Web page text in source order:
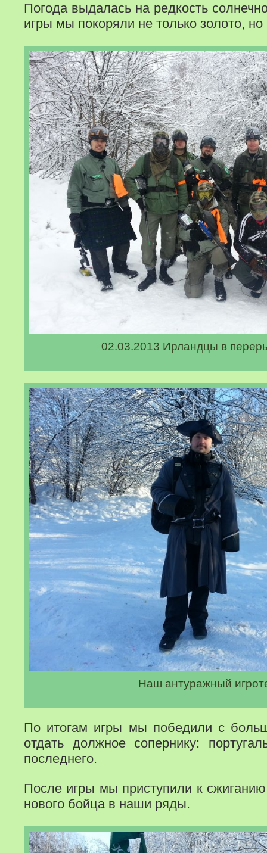
Погода выдалась на редкость
игры мы покоряли не только золото, но
02.03.2013 Ирландцы в
Наш антуражный
По итогам игры мы победили с
отдать должное сопернику:
последнего.
После игры мы приступили к
нового бойца в наши ряды.